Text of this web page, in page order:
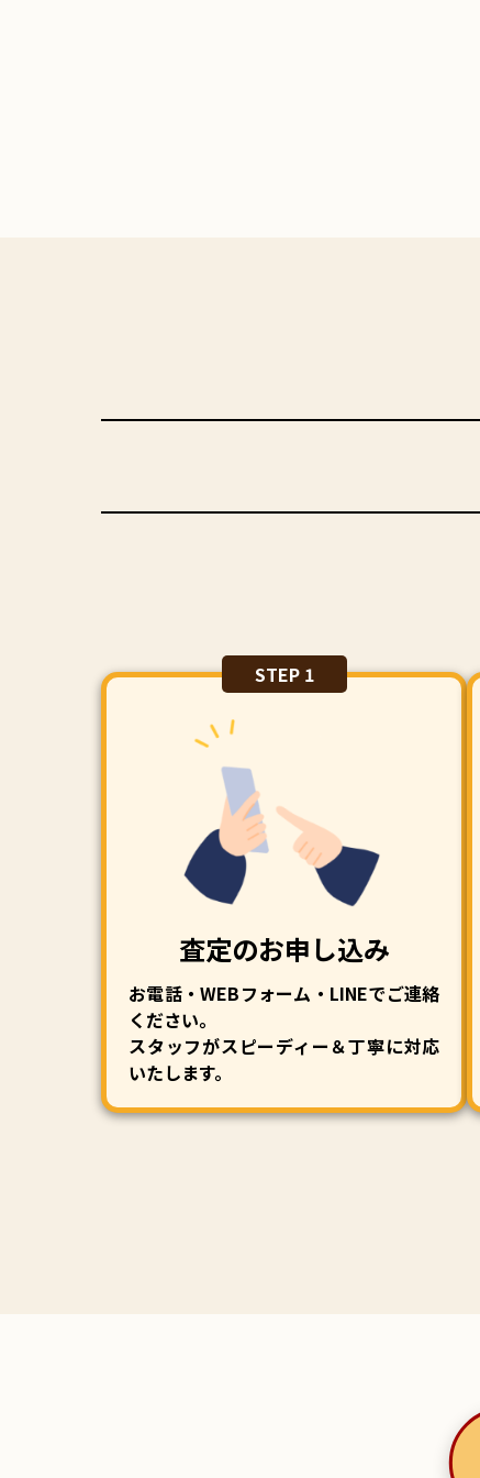
STEP 1
査定のお申し込み
お電話・WEBフォーム・LINEでご連絡
ください。
スタッフがスピーディー＆丁寧に対応
いたします。